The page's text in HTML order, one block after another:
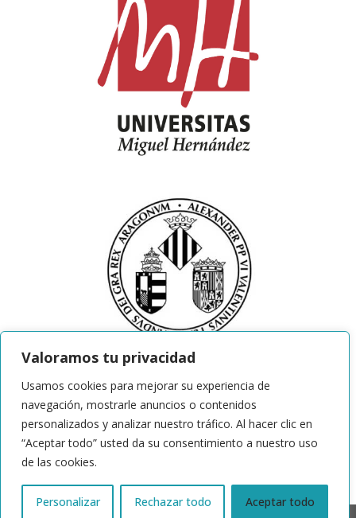
Valoramos tu privacidad
Usamos cookies para mejorar su experiencia de
navegación, mostrarle anuncios o contenidos
personalizados y analizar nuestro tráfico. Al hacer clic en
“Aceptar todo” usted da su consentimiento a nuestro uso
de las cookies.
Personalizar Rechazar todo Aceptar todo